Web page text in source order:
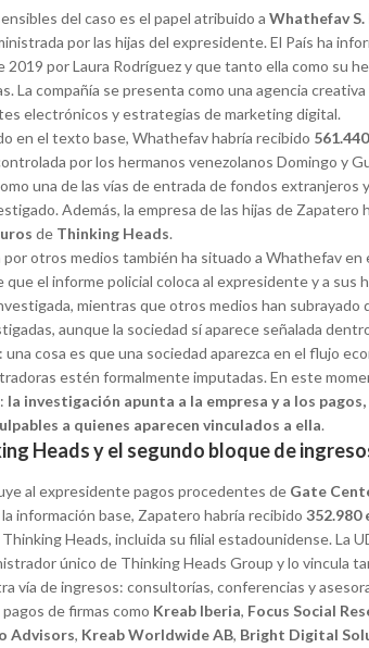
del caso es el papel atribuido a Whathefav S.
por las hijas del expresidente. El País ha
por Laura Rodríguez y que tanto ella como su
La compañía se presenta como una agencia
electrónicos y estrategias de marketing digital.
en el texto base, Whathefav habría recibido
por los hermanos venezolanos Domingo y
una de las vías de entrada de fondos extranjeros
Además, la empresa de las hijas de Zapatero
de Thinking Heads.
por otros medios también ha situado a Whathefav en
el informe policial coloca al expresidente y a sus
mientras que otros medios han subrayado
aunque la sociedad sí aparece señalada
cosa es que una sociedad aparezca en el flujo
estén formalmente imputadas. En este
la investigación apunta a la empresa y a los
a quienes aparecen vinculados a ella.
Heads y el segundo bloque de
al expresidente pagos procedentes de Gate
la información base, Zapatero habría recibido 352.980
Heads, incluida su filial estadounidense. La
único de Thinking Heads Group y lo vincula
vía de ingresos: consultorías, conferencias y
de firmas como Kreab Iberia, Focus Social
Advisors, Kreab Worldwide AB, Bright Digital